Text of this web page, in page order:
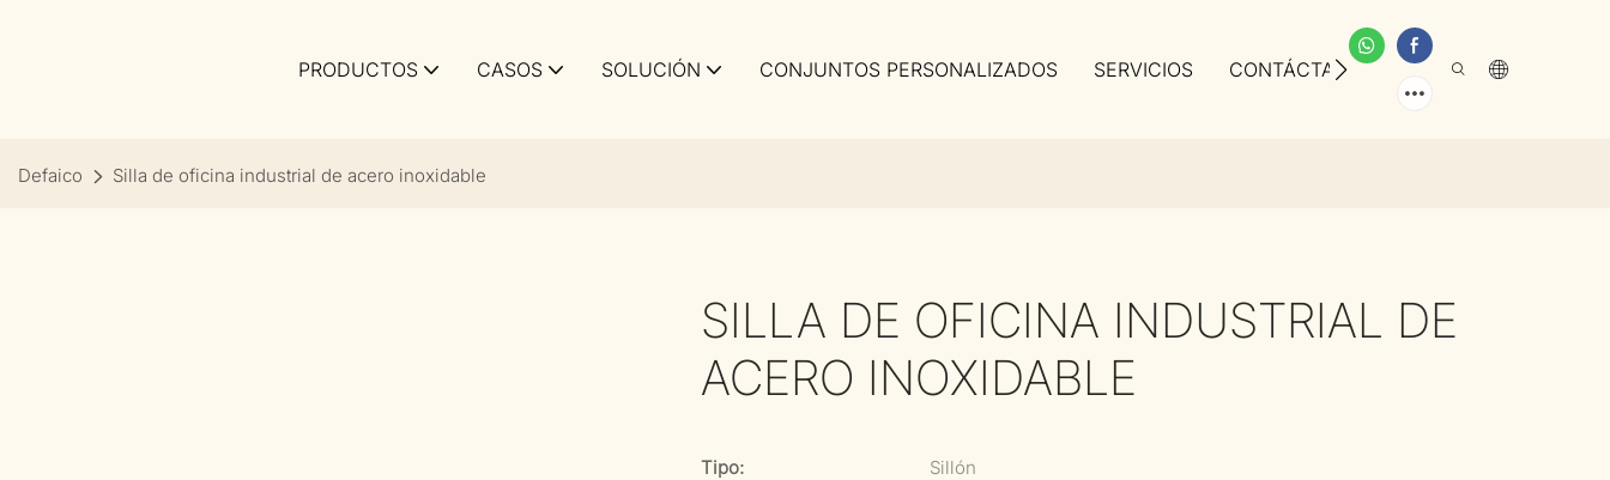
PRODUCTOS CASOS SOLUCIÓN CONJUNTOS PERSONALIZADOS SERVICIOS CONTÁCTANOS SOBRE NOSOTROS
Defaico Silla de oficina industrial de acero inoxidable
SILLA DE OFICINA INDUSTRIAL DE
ACERO INOXIDABLE
Tipo:
Sillón